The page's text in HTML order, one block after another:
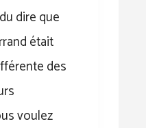
dire que
était
des
voulez